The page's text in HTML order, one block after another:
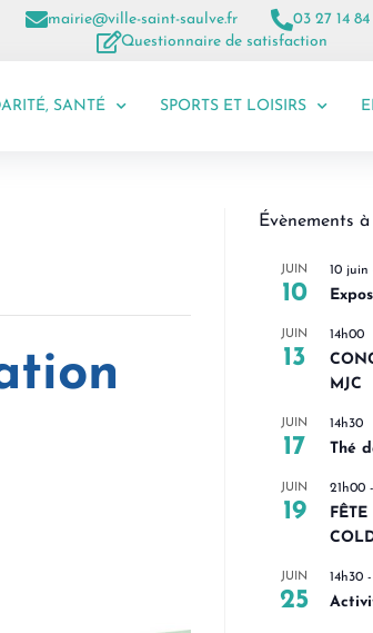
mairie@ville-saint-saulve.fr
03 27 14
Questionnaire de satisfaction
SANTÉ SPORTS ET LOISIRS
Évènements
JUIN
10
10 juin
JUIN
13
14h00
MJC
JUIN
17
14h30
Thé
JUIN
19
21h00 -
JUIN
25
14h30 -